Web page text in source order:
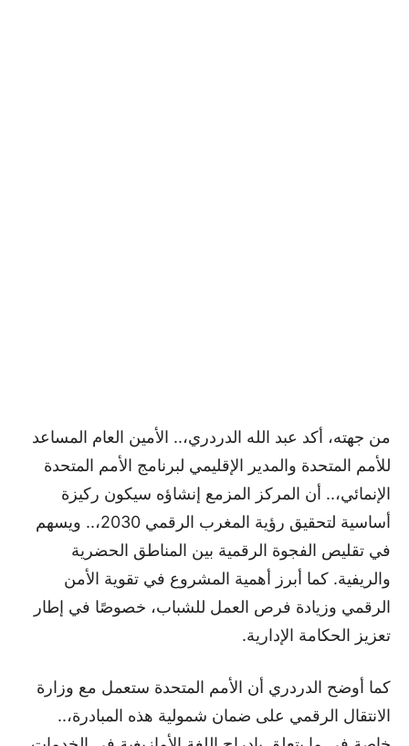
من جهته، أكد عبد الله الدردري،.. الأمين العام المساعد
للأمم المتحدة والمدير الإقليمي لبرنامج الأمم المتحدة
الإنمائي،.. أن المركز المزمع إنشاؤه سيكون ركيزة
أساسية لتحقيق رؤية المغرب الرقمي 2030،.. ويسهم
في تقليص الفجوة الرقمية بين المناطق الحضرية
والريفية. كما أبرز أهمية المشروع في تقوية الأمن
الرقمي وزيادة فرص العمل للشباب، خصوصًا في إطار
تعزيز الحكامة الإدارية.
كما أوضح الدردري أن الأمم المتحدة ستعمل مع وزارة
الانتقال الرقمي على ضمان شمولية هذه المبادرة،..